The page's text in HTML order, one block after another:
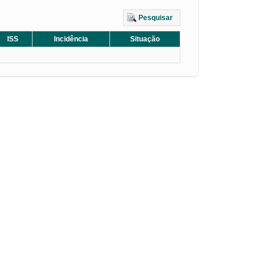
Pesquisar
ISS Incidência
Situação